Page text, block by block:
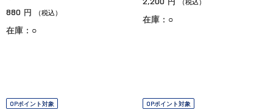
880 円 （税込）
在庫：○
（税込）
在庫：○
OPポイント対象 OPポイント対象